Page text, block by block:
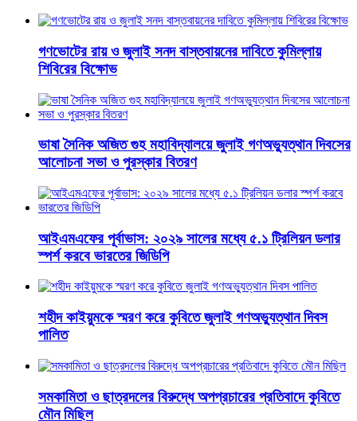
গণভোটের রায় ও জুলাই সনদ বাস্তবায়নের দাবিতে কুমিল্লায়
শিবিরের বিক্ষোভ
ভাষা সৈনিক অজিত গুহ মহাবিদ্যালয়ে জুলাই গণঅভ্যুত্থান দিবসের
আলোচনা সভা ও পুরস্কার বিতরণ
​আইএমএফের পূর্বাভাস: ২০২৯ সালের মধ্যে ৫.১ ট্রিলিয়ন ডলার
স্পর্শ করবে ভারতের জিডিপি
শহীদ কাইয়ুমকে স্মরণ করে কুবিতে জুলাই গণঅভ্যুত্থান দিবস
পালিত
সমকামিতা ও ছাত্রদলের বিরুদ্ধে অপপ্রচারের প্রতিবাদে কুবিতে
মৌন মিছিল